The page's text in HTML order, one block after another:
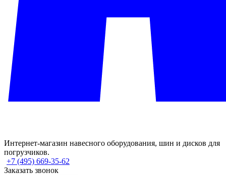
Интернет-магазин навесного оборудования, шин и дисков для
погрузчиков.
+7 (495) 669-35-62
Заказать звонок